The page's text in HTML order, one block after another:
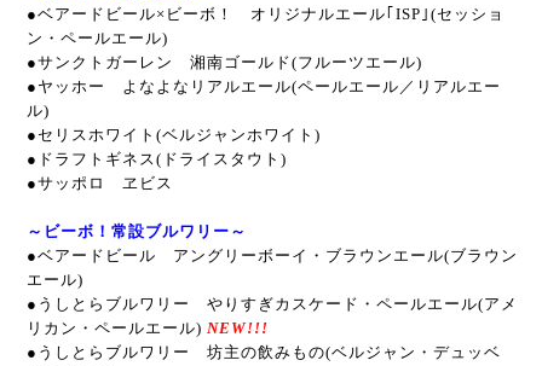
●ベアードビール×ビーボ！ オリジナルエール｢ISP｣(セッショ
ン・ペールエール)
●サンクトガーレン 湘南ゴールド(フルーツエール)
●ヤッホー よなよなリアルエール(ペールエール／リアルエー
ル)
●セリスホワイト(ベルジャンホワイト)
●ドラフトギネス(ドライスタウト)
●サッポロ ヱビス
～ビーボ！常設ブルワリー～
●ベアードビール アングリーボーイ・ブラウンエール(ブラウン
エール)
●うしとらブルワリー やりすぎカスケード・ペールエール(アメ
リカン・ペールエール) NEW!!!
●うしとらブルワリー 坊主の飲みもの(ベルジャン・デュッベ